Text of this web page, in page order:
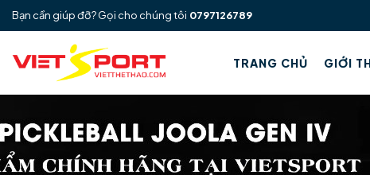
Bạn cần giúp đỡ? Gọi cho chúng tôi 0797126789
TRANG CHỦ GIỚI